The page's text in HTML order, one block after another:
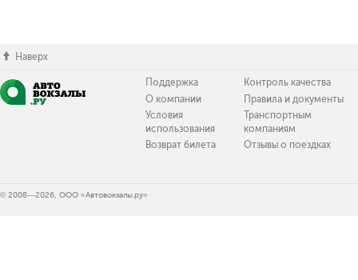
Наверх
Поддержка
О компании
Условия
использования
Возврат билета
Контроль качества
Правила и документы
Транспортным
компаниям
Отзывы о поездках
© 2008—2026, ООО «Автовокзалы.ру»